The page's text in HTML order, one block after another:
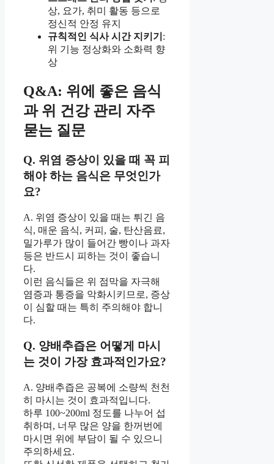
상, 요가, 취미 활동 등으로
정신적 안정 유지
규칙적인 식사 시간 지키기 :
위 기능 정상화와 소화력 향
상
Q&A: 위에 좋은 음식
과 위 건강 관리 자주
묻는 질문
Q. 위염 증상이 있을 때 꼭 피
해야 하는 음식은 무엇인가
요?
A. 위염 증상이 있을 때는 튀긴 음
식, 매운 음식, 커피, 술, 탄산음료,
밀가루가 많이 들어간 빵이나 과자
등은 반드시 피하는 것이 좋습니
다.
이런 음식들은 위 점막을 자극해
염증과 통증을 악화시키므로, 증상
이 심할 때는 특히 주의해야 합니
다.
Q. 양배추즙은 어떻게 마시
는 것이 가장 효과적인가요?
A. 양배추즙은 공복에 소량씩 천천
히 마시는 것이 효과적입니다.
하루 100~200ml 정도를 나누어 섭
취하며, 너무 많은 양을 한꺼번에
마시면 위에 부담이 될 수 있으니
주의하세요.